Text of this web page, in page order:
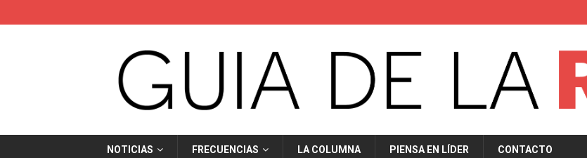
NOTICIAS FRECUENCIAS LA COLUMNA PIENSA EN LÍDER CONTACTO